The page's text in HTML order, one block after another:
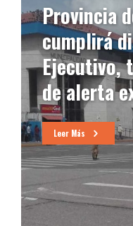
Provincia
cumplirá
Ejecutivo,
de alerta
Leer Más